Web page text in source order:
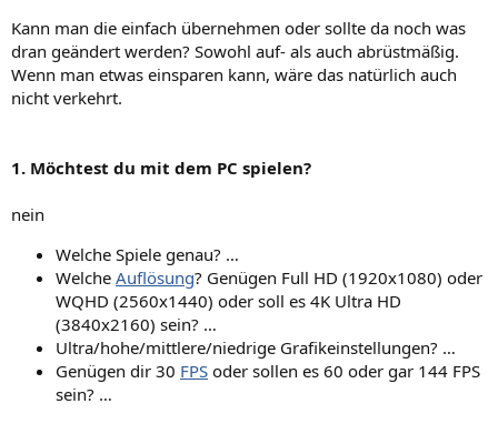
Kann man die einfach übernehmen oder sollte da noch was
dran geändert werden? Sowohl auf- als auch abrüstmäßig.
Wenn man etwas einsparen kann, wäre das natürlich auch
nicht verkehrt.
1. Möchtest du mit dem PC spielen?
nein
Welche Spiele genau? …
Welche Auflösung? Genügen Full HD (1920x1080) oder
WQHD (2560x1440) oder soll es 4K Ultra HD
(3840x2160) sein? …
Ultra/hohe/mittlere/niedrige Grafikeinstellungen? …
Genügen dir 30 FPS oder sollen es 60 oder gar 144 FPS
sein? …